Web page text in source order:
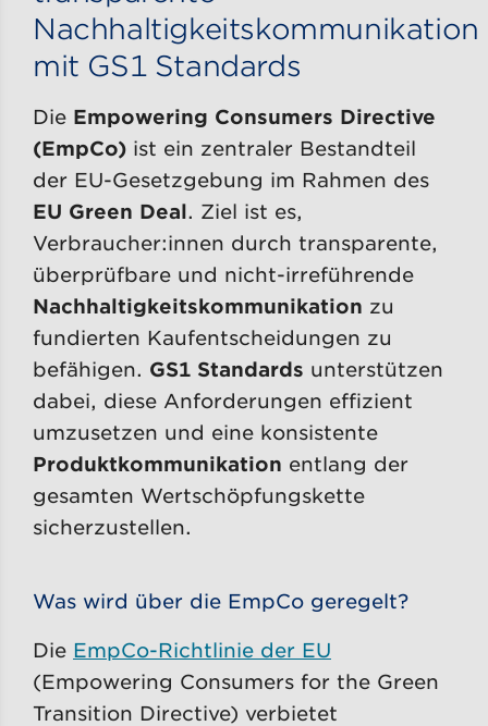
Nachhaltigkeitskommunikation
mit GS1 Standards
Die Empowering Consumers Directive
(EmpCo) ist ein zentraler Bestandteil
der EU-Gesetzgebung im Rahmen des
EU Green Deal. Ziel ist es,
Verbraucher:innen durch transparente,
überprüfbare und nicht-irreführende
Nachhaltigkeitskommunikation zu
fundierten Kaufentscheidungen zu
befähigen. GS1 Standards unterstützen
dabei, diese Anforderungen effizient
umzusetzen und eine konsistente
Produktkommunikation entlang der
gesamten Wertschöpfungskette
sicherzustellen.
Was wird über die EmpCo geregelt?
Die EmpCo-Richtlinie der EU
(Empowering Consumers for the Green
Transition Directive) verbietet